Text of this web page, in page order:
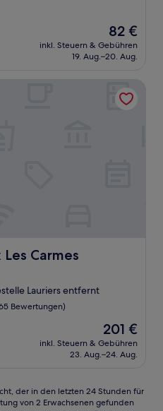
Der
Preis
beträgt
82 €
inkl. Steuern & Gebühren
19. Aug.–20. Aug.
Carmes
Lauriers entfernt
Bewertungen)
Der
Preis
beträgt
201 €
inkl. Steuern & Gebühren
23. Aug.–24. Aug.
der in den letzten 24 Stunden für
von 2 Erwachsenen gefunden